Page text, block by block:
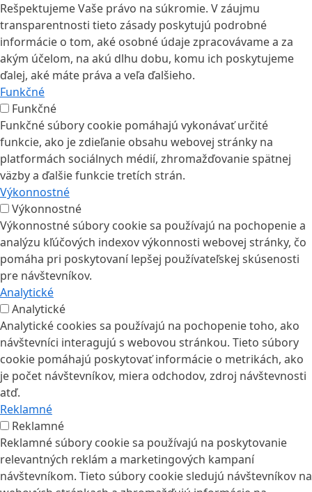
Rešpektujeme Vaše právo na súkromie. V záujmu
transparentnosti tieto zásady poskytujú podrobné
informácie o tom, aké osobné údaje zpracovávame a za
akým účelom, na akú dlhu dobu, komu ich poskytujeme
ďalej, aké máte práva a veľa ďalšieho.
Funkčné
Funkčné
Funkčné súbory cookie pomáhajú vykonávať určité
funkcie, ako je zdieľanie obsahu webovej stránky na
platformách sociálnych médií, zhromažďovanie spätnej
väzby a ďalšie funkcie tretích strán.
Výkonnostné
Výkonnostné
Výkonnostné súbory cookie sa používajú na pochopenie a
analýzu kľúčových indexov výkonnosti webovej stránky, čo
pomáha pri poskytovaní lepšej používateľskej skúsenosti
pre návštevníkov.
Analytické
Analytické
Analytické cookies sa používajú na pochopenie toho, ako
návštevníci interagujú s webovou stránkou. Tieto súbory
cookie pomáhajú poskytovať informácie o metrikách, ako
je počet návštevníkov, miera odchodov, zdroj návštevnosti
atď.
Reklamné
Reklamné
Reklamné súbory cookie sa používajú na poskytovanie
relevantných reklám a marketingových kampaní
návštevníkom. Tieto súbory cookie sledujú návštevníkov na